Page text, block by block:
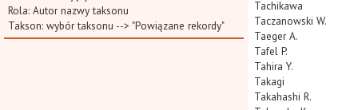
Rola: Autor nazwy taksonu
Takson: wybór taksonu --> "Powiązane rekordy"
Tachikawa
Taczanowski W.
Taeger A.
Tafel P.
Tahira Y.
Takagi
Takahashi R.